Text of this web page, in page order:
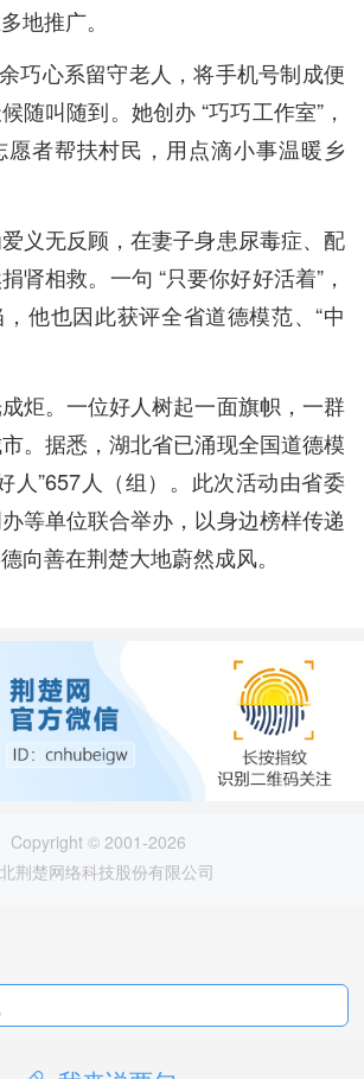
地推广。
巧心系留守老人，将手机号制成便
随叫随到。她创办 “巧巧工作室”，
者帮扶村民，用点滴小事温暖乡
义无反顾，在妻子身患尿毒症、配
肾相救。一句 “只要你好好活着”，
他也因此获评全省道德模范、“中
炬。一位好人树起一面旗帜，一群
。据悉，湖北省已涌现全国道德模
人”657人（组）。此次活动由省委
等单位联合举办，以身边榜样传递
向善在荆楚大地蔚然成风。
Copyright © 2001-2026
荆楚网络科技股份有限公司